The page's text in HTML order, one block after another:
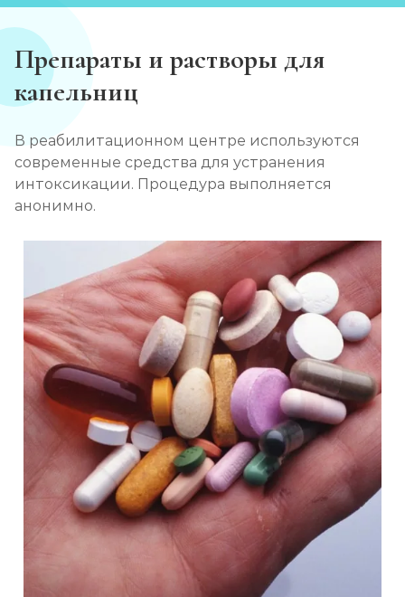
Препараты и растворы для
капельниц
В реабилитационном центре используются
современные средства для устранения
интоксикации. Процедура выполняется
анонимно.